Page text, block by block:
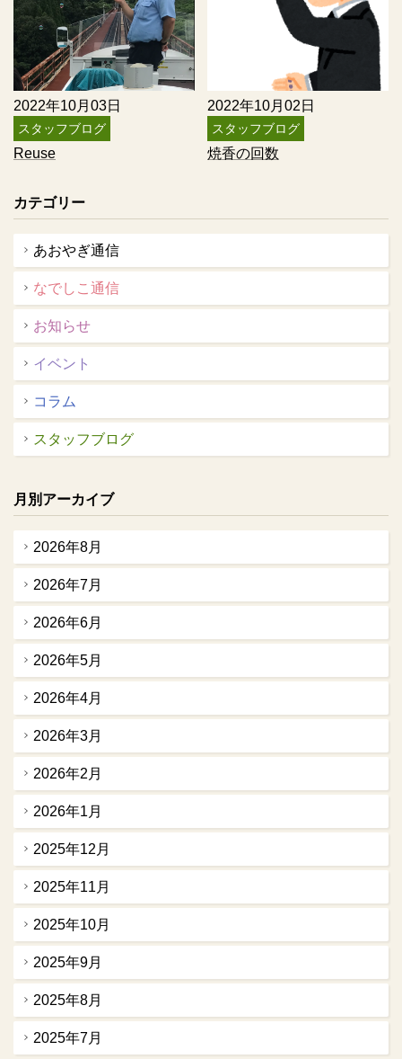
2022年10月03日
スタッフブログ
Reuse
2022年10月02日
スタッフブログ
焼香の回数
カテゴリー
あおやぎ通信
なでしこ通信
お知らせ
イベント
コラム
スタッフブログ
月別アーカイブ
2026年8月
2026年7月
2026年6月
2026年5月
2026年4月
2026年3月
2026年2月
2026年1月
2025年12月
2025年11月
2025年10月
2025年9月
2025年8月
2025年7月